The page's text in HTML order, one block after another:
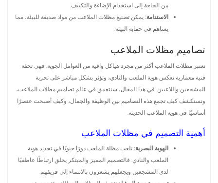
من الحاجة إلى استخدام الإضاءة والتكييف.
الاستدامة: يمكن تصنيع مظلات الملاعب من مواد صديقة للبيئة، مما
يساهم في حماية البيئة.
تصاميم مظلات الملاعب
تعتبر مظلات الملاعب أكثر من مجرد هياكل واقية من العوامل الجوية. فهي تحفة
فنية معمارية تعكس هوية الملعب والنادي، وتؤثر بشكل مباشر على تجربة
المشجعين واللاعبين. في هذا المقال، سنتعمق في عالم تصاميم مظلات الملاعب،
ونستكشف كيف تجمع هذه التصاميم بين الوظيفة والجمال، وكيف أصبحت عنصرًا
أساسيًا في هوية الملاعب الحديثة.
أهمية التصميم في مظلات الملاعب
الهوية البصرية: تلعب مظلة الملعب دورًا حيويًا في تحديد هوية
الملعب والنادي. فالتصميم المميز والمبتكر يخلق ارتباطًا عاطفيًا
لدى المشجعين ويجعلهم يشعرون بالانتماء إلى فريقهم.